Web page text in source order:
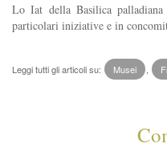
Lo Iat della Basilica
particolari iniziative e in
Leggi tutti gli articoli su: Musei